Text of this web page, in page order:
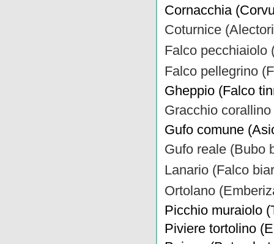
Cornacchia
Coturnice
Falco pecchiaiolo
Falco pellegrino
Gheppio (Falco
Gracchio
Gufo comune
Gufo reale (Bubo
Lanario (Falco
Ortolano
Picchio muraiolo
Piviere tortolino